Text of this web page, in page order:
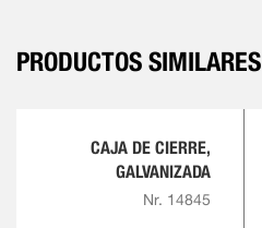
PRODUCTOS SIMILARES
CAJA DE CIERRE,
GALVANIZADA
Nr. 14845